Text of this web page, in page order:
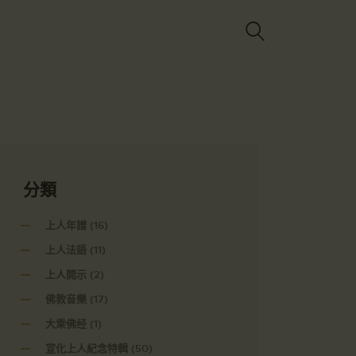
分類
上人年譜 (16)
上人法語 (11)
上人開示 (2)
佛教音樂 (17)
大乘佛经 (1)
宣化上人紀念特輯 (50)